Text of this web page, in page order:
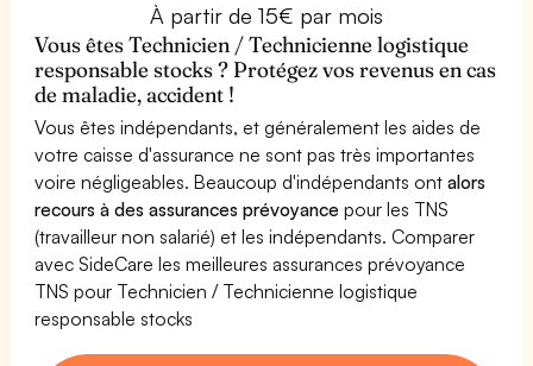
À partir de 15€ par mois
Vous êtes Technicien / Technicienne logistique
responsable stocks ? Protégez vos revenus en cas
de maladie, accident !
Vous êtes indépendants, et généralement les aides de
votre caisse d'assurance ne sont pas très importantes
voire négligeables. Beaucoup d'indépendants ontalors
recours à des assurances prévoyance pour les TNS
(travailleur non salarié) et les indépendants. Comparer
avec SideCare les meilleures assurances prévoyance
TNS pour Technicien / Technicienne logistique
responsable stocks